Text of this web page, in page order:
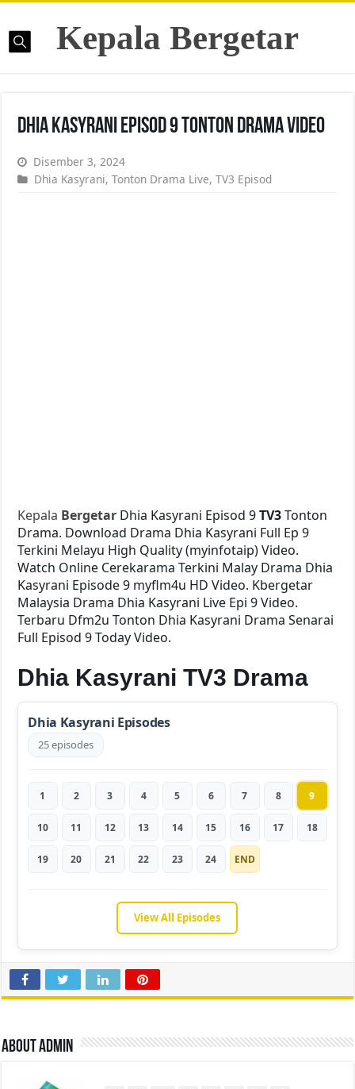
Kepala Bergetar
Dhia Kasyrani Episod 9 Tonton Drama Video
Disember 3, 2024
Dhia Kasyrani,Tonton Drama Live,TV3 Episod
Kepala Bergetar Dhia Kasyrani Episod 9TV3Tonton
Drama. Download Drama Dhia Kasyrani Full Ep 9
Terkini Melayu High Quality (myinfotaip) Video.
Watch Online Cerekarama Terkini Malay Drama Dhia
Kasyrani Episode 9 myflm4u HD Video. Kbergetar
Malaysia Drama Dhia Kasyrani Live Epi 9 Video.
Terbaru Dfm2u Tonton Dhia Kasyrani Drama Senarai
Full Episod 9 Today Video.
Dhia Kasyrani TV3 Drama
Dhia Kasyrani Episodes
25 episodes
1 2 3 4 5 6 7 8 9
10 11 12 13 14 15 16 17 18
19 20 21 22 23 24 END
View All Episodes
About admin